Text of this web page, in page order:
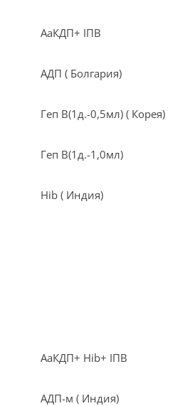
АаКДП+ ІПВ
АДП ( Болгария)
Геп В(1д.-0,5мл) ( Корея)
Геп В(1д.-1,0мл)
Ніb ( Индия)
АаКДП+ Ніb+ ІПВ
АДП-м ( Индия)